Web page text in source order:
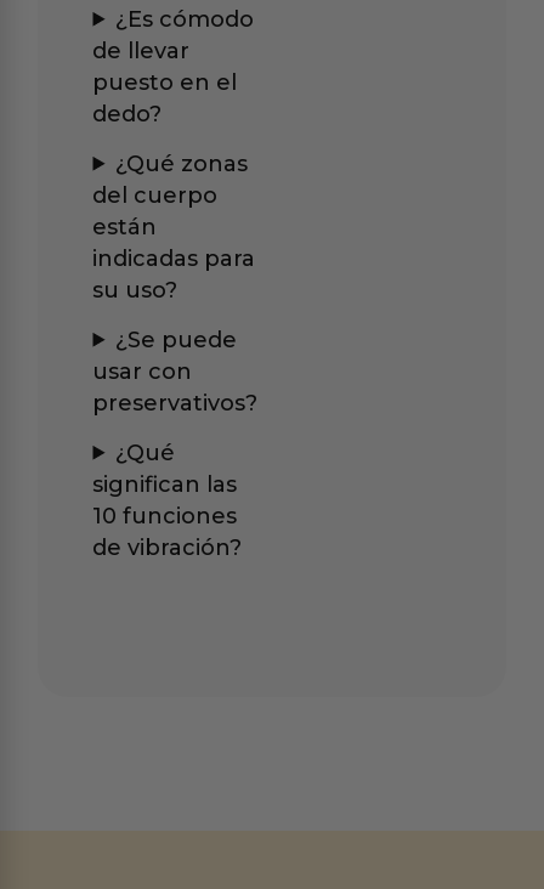
¿Es cómodo
de llevar
puesto en el
dedo?
¿Qué zonas
del cuerpo
están
indicadas para
su uso?
¿Se puede
usar con
preservativos?
¿Qué
significan las
10 funciones
de vibración?